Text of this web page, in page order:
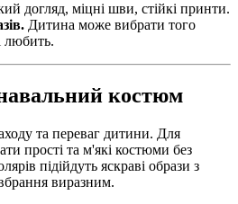
догляд, міцні шви, стійкі принти.
Дитина може вибрати того
любить.
костюм
та переваг дитини. Для
прості та м'які костюми без
підійдуть яскраві образи з
виразним.